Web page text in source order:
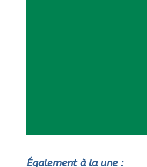
Également à la une :